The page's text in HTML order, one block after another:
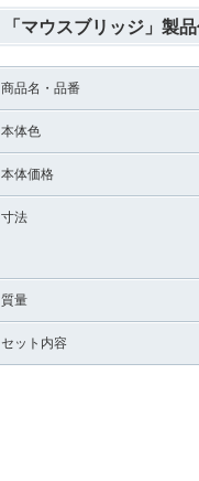
「マウスブリッジ」製
商品名・品番
本体色
本体価格
寸法
質量
セット内容